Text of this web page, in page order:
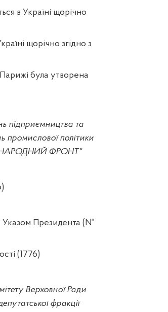
в Україні щорічно
щорічно згідно з
була утворена
підприємництва та
промислової політики
"НАРОДНИЙ ФРОНТ"
з Указом Президента (№
(1776)
Верховної Ради
фракції